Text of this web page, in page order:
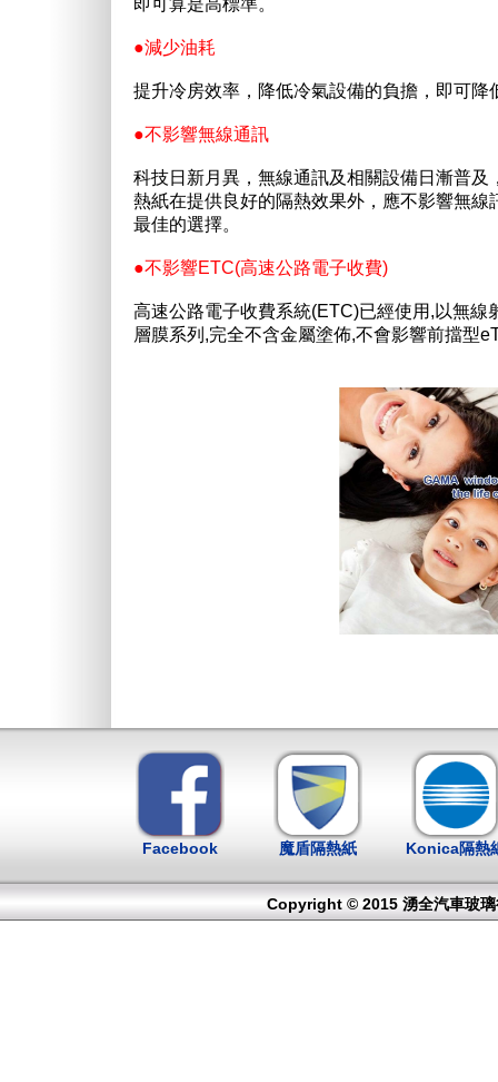
即可算是高標準。
●減少油耗
提升冷房效率，降低冷氣設備的負擔，即可降
●不影響無線通訊
科技日新月異，無線通訊及相關設備日漸普
熱紙在提供良好的隔熱效果外，應不影響無
最佳的選擇。
●不影響ETC(高速公路電子收費)
高速公路電子收費系統(ETC)已經使用,以無
層膜系列,完全不含金屬塗佈,不會影響前擋型
Facebook 魔盾隔熱紙 Konica隔熱
Copyright © 2015 湧全汽車玻